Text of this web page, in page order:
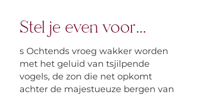
Stel je even voor...
s Ochtends vroeg wakker worden
met het geluid van tsjilpende
vogels, de zon die net opkomt
achter de majestueuze bergen van